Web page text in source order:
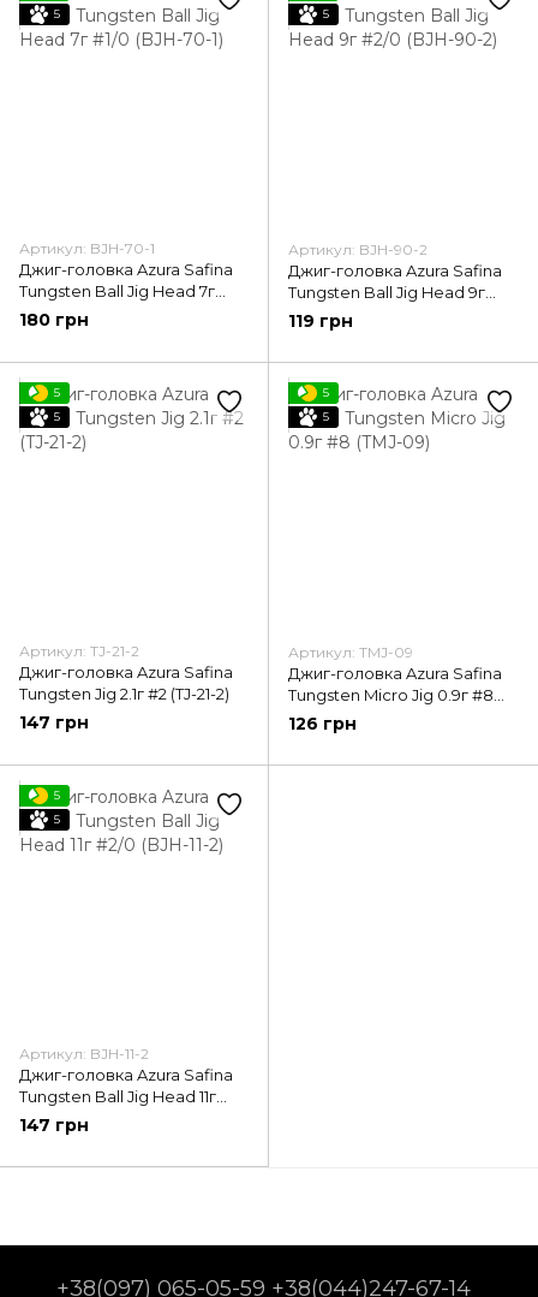
5
Артикул: BJH-70-1
Джиг-головка Azura Safina
Tungsten Ball Jig Head 7г
#1/0 (BJH-70-1)
180 грн
5
Артикул: BJH-90-2
Джиг-головка Azura Safina
Tungsten Ball Jig Head 9г
#2/0 (BJH-90-2)
119 грн
5
5
Артикул: TJ-21-2
Джиг-головка Azura Safina
Tungsten Jig 2.1г #2 (TJ-21-2)
147 грн
5
5
Артикул: TMJ-09
Джиг-головка Azura Safina
Tungsten Micro Jig 0.9г #8
(TMJ-09)
126 грн
5
5
Артикул: BJH-11-2
Джиг-головка Azura Safina
Tungsten Ball Jig Head 11г
#2/0 (BJH-11-2)
147 грн
+38(097) 065-05-59 +38(044)247-67-14